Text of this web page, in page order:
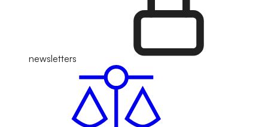
newsletters